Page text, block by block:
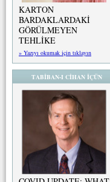
KARTON
BARDAKLARDAKİ
GÖRÜLMEYEN
TEHLİKE
» Yazıyı okumak için tıklayın
TABİBAN-I CİHAN İÇÜN